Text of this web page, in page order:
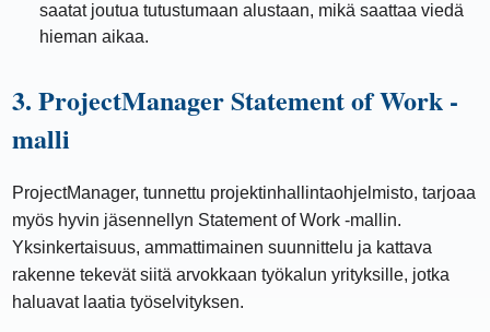
saatat joutua tutustumaan alustaan, mikä saattaa viedä
hieman aikaa.
3. ProjectManager Statement of Work -
malli
ProjectManager, tunnettu projektinhallintaohjelmisto, tarjoaa
myös hyvin jäsennellyn Statement of Work -mallin.
Yksinkertaisuus, ammattimainen suunnittelu ja kattava
rakenne tekevät siitä arvokkaan työkalun yrityksille, jotka
haluavat laatia työselvityksen.